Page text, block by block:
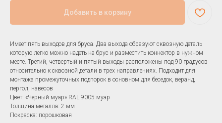
Добавить в корзину
Имеет пять выходов для бруса. Два выхода образуют сквозную деталь
которую легко можно надеть на брус и разместить коннектор в нужном
месте. Третий, четвертый и пятый выходы расположены под 90 градусов
относительно к сквозной детали в трех направлениях. Подходит для
монтажа промежуточных подпорок в основном для беседок, веранд,
пергол, навесов
Цвет: «Черный муар» RAL 9005 муар
Толщина металла: 2 мм
Покраска: порошковая
цвета? Изготовим под ваш
заказ
Покрасим изделия в любой из 213 цветов
палитры RAL. Свяжитесь с нами, чтобы
обсудить стоимость и сроки вашего
заказа